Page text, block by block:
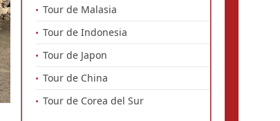
Tour de Malasia
Tour de Indonesia
Tour de Japon
Tour de China
Tour de Corea del Sur